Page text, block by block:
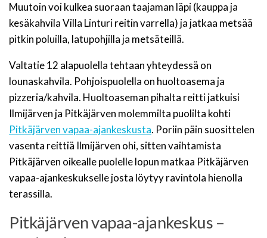
Muutoin voi kulkea suoraan taajaman läpi (kauppa ja
kesäkahvila Villa Linturi reitin varrella) ja jatkaa metsää
pitkin poluilla, latupohjilla ja metsäteillä.
Valtatie 12 alapuolella tehtaan yhteydessä on
lounaskahvila. Pohjoispuolella on huoltoasema ja
pizzeria/kahvila. Huoltoaseman pihalta reitti jatkuisi
Ilmijärven ja Pitkäjärven molemmilta puolilta kohti
Pitkäjärven vapaa-ajankeskusta. Poriin päin suosittelen
vasenta reittiä Ilmijärven ohi, sitten vaihtamista
Pitkäjärven oikealle puolelle lopun matkaa Pitkäjärven
vapaa-ajankeskukselle josta löytyy ravintola hienolla
terassilla.
Pitkäjärven vapaa-ajankeskus –